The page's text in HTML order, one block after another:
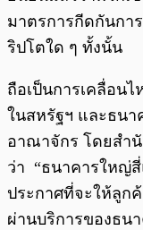
มาตรการกีดกันกา
ริปโตใด ๆ ทั้งนั้น
ถือเป็นการเคลื่อน
ในสหรัฐฯ และธน
อาณาจักร โดยสำนั
ว่า “ธนาคารใหญ่สี่
ประกาศที่จะให้ลูก
ผ่านบริการของธน